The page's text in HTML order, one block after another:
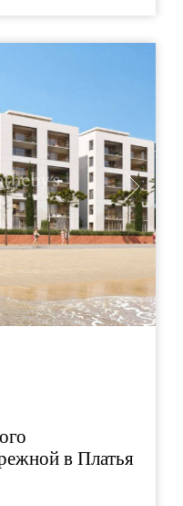
в Платья